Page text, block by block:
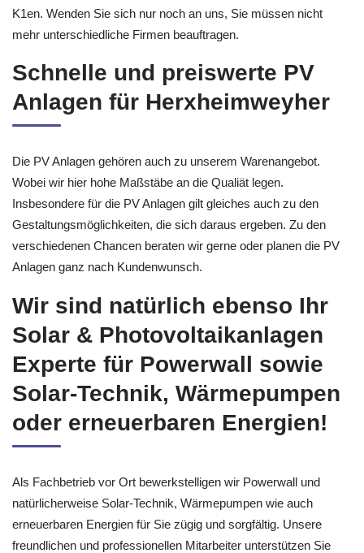
K1en. Wenden Sie sich nur noch an uns, Sie müssen nicht
mehr unterschiedliche Firmen beauftragen.
Schnelle und preiswerte PV
Anlagen für Herxheimweyher
Die PV Anlagen gehören auch zu unserem Warenangebot.
Wobei wir hier hohe Maßstäbe an die Qualiät legen.
Insbesondere für die PV Anlagen gilt gleiches auch zu den
Gestaltungsmöglichkeiten, die sich daraus ergeben. Zu den
verschiedenen Chancen beraten wir gerne oder planen die PV
Anlagen ganz nach Kundenwunsch.
Wir sind natürlich ebenso Ihr
Solar & Photovoltaikanlagen
Experte für Powerwall sowie
Solar-Technik, Wärmepumpen
oder erneuerbaren Energien!
Als Fachbetrieb vor Ort bewerkstelligen wir Powerwall und
natürlicherweise Solar-Technik, Wärmepumpen wie auch
erneuerbaren Energien für Sie zügig und sorgfältig. Unsere
freundlichen und professionellen Mitarbeiter unterstützen Sie